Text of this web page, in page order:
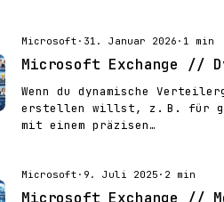
Microsoft · 31. Januar 2026 · 1 min
Microsoft Exchange //
Wenn du dynamische
erstellen willst, z. B. für
mit einem präzisen…
Microsoft · 9. Juli 2025 · 2 min
Microsoft Exchange //